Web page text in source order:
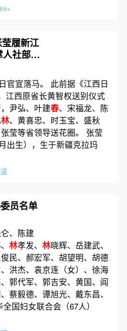
履新江
社部就
官宣落马。 此前据《江西日
江西原省长黄智权送别仪式
尹弘、叶建春、宋福龙、陈
林、黄喜忠、时玉宝、盛秋
莹等省领导送花圈。 张莹
出生），生于新疆克拉玛
员名单
、陈建
林孝发、 林晓辉、岳建武、
民、郝宏军、胡望明、胡德
洪杰、袁京连（女）、徐海
郭代军、郭吉安、黄国、阎
蔡毅德、谭旭光、戴东昌、
国妇女联合会（67人）